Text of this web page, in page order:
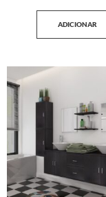
ADICIONAR